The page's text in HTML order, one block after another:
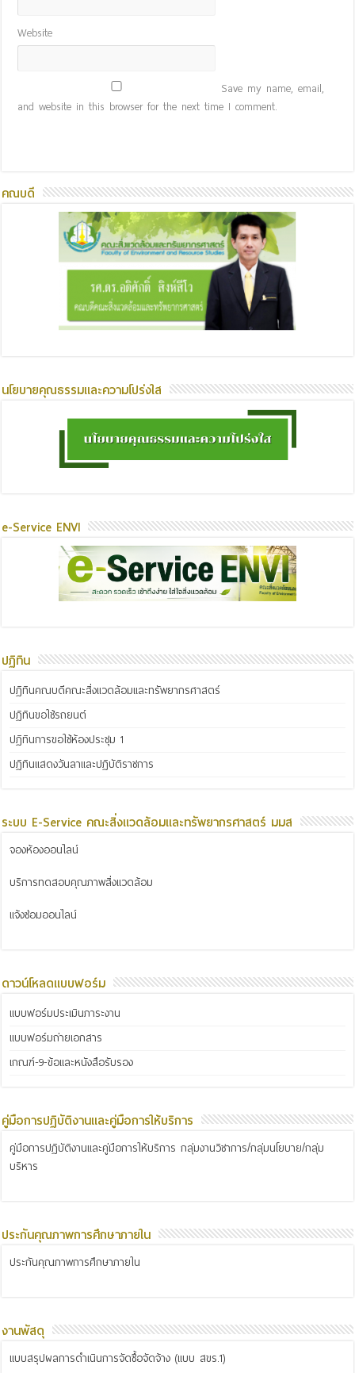
Website
Save my name, email,
and website in this browser for the next time I comment.
คณบดี
นโยบายคุณธรรมและความโปร่งใส
e-Service ENVI
ปฏิทิน
ปฏิทินคณบดีคณะสิ่งแวดล้อมและทรัพยากรศาสตร์
ปฏิทินขอใช้รถยนต์
ปฏิทินการขอใช้ห้องประชุม 1
ปฏิทินแสดงวันลาและปฏิบัติราชการ
ระบบ E-Service คณะสิ่งแวดล้อมและทรัพยากรศาสตร์ มมส
จองห้องออนไลน์
บริการทดสอบคุณภาพสิ่งแวดล้อม
แจ้งซ่อมออนไลน์
ดาวน์โหลดแบบฟอร์ม
แบบฟอร์มประเมินภาระงาน
แบบฟอร์มถ่ายเอกสาร
เกณฑ์-9-ข้อและหนังสือรับรอง
คู่มือการปฏิบัติงานและคู่มือการให้บริการ
คู่มือการปฏิบัติงานและคู่มือการให้บริการ กลุ่มงานวิชาการ/กลุ่มนโยบาย/กลุ่ม
บริหาร
ประกันคุณภาพการศึกษาภายใน
ประกันคุณภาพการศึกษาภายใน
งานพัสดุ
แบบสรุปผลการดำเนินการจัดซื้อจัดจ้าง (แบบ สขร.1)